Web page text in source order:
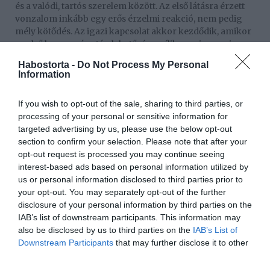
Habostorta - Do Not Process My Personal
Information
If you wish to opt-out of the sale, sharing to third parties, or
processing of your personal or sensitive information for
targeted advertising by us, please use the below opt-out
section to confirm your selection. Please note that after your
opt-out request is processed you may continue seeing
interest-based ads based on personal information utilized by
us or personal information disclosed to third parties prior to
your opt-out. You may separately opt-out of the further
disclosure of your personal information by third parties on the
IAB’s list of downstream participants. This information may
also be disclosed by us to third parties on the IAB’s List of
Downstream Participants that may further disclose it to other
és a valódi, tartós szerelem között. Az első látásra érzett
vonzalom inkább egy erős érzelmi reakció, nem pedig
mély kötődés. Az igazi kapcsolat akkor kezdődik, amikor
az első benyomás után lehetőség nyílik megismerni a
másikat – hibáival, szokásaival, gondolkodásmódjával
együtt.
egy intenzív indítás, mint biztos végállomás. Hogy ebből
hosszú távú kapcsolat lesz-e, az már nem az első
pillanaton, hanem az utána következő beszélgetéseken,
találkozásokon és közös élményeken múlik.
Címkék: szerelem,szakértők,agy,ismerős érzés
Korábbi bejegyzések Következő bejegyzés